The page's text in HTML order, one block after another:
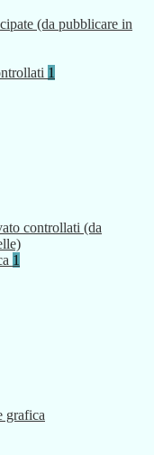
(da pubblicare in
1
controllati (da
1
grafica